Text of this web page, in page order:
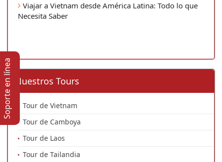
Viajar a Vietnam desde América Latina: Todo lo que
Necesita Saber
Nuestros Tours
Tour de Vietnam
Tour de Camboya
Tour de Laos
Tour de Tailandia
Soporte en lí­nea